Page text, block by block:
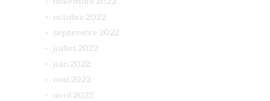
novembre 2022
octobre 2022
septembre 2022
juillet 2022
juin 2022
mai 2022
avril 2022